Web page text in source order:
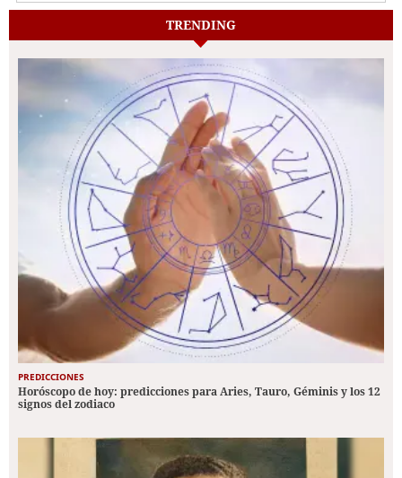
TRENDING
PREDICCIONES
Horóscopo de hoy: predicciones para Aries, Tauro, Géminis y los 12
signos del zodiaco